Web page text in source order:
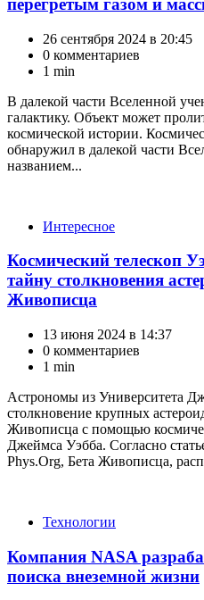
перегретым газом и
26 сентября 2024 в 20:45
0 комментариев
1 min
В далекой части Вселенной
галактику. Объект может
космической истории.
обнаружил в далекой части
названием...
КатегорииИнтересное
Космический телескоп
тайну столкновения
Живописца
13 июня 2024 в 14:37
0 комментариев
1 min
Астрономы из Университета
столкновение крупных
Живописца с помощью
Джеймса Уэбба. Согласно
Phys.Оrg, Бета Живописца,
КатегорииТехнологии
Компания NASA
поиска внеземной жизни